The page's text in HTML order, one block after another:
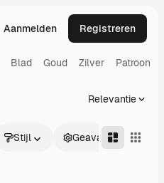
Aanmelden Registreren
Blad Goud Zilver Patroon
Relevantie
Stijl Geavanceerd